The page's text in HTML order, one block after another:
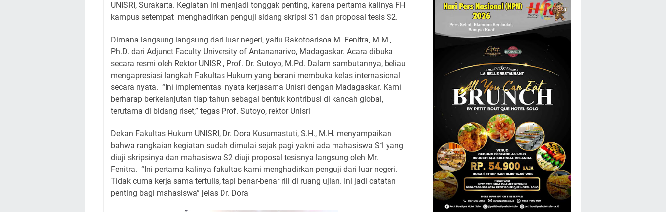
UNISRI, Surakarta. Kegiatan ini menjadi tonggak penting, karena pertama kalinya FH
kampus setempat menghadirkan penguji sidang skripsi S1 dan proposal tesis S2.
Dimana langsung langsung dari luar negeri, yaitu Rakotoarisoa M. Fenitra, M.M.,
Ph.D. dari Adjunct Faculty University of Antananarivo, Madagaskar. Acara dibuka
secara resmi oleh Rektor UNISRI, Prof. Dr. Sutoyo, M.Pd. Dalam sambutannya, beliau
mengapresiasi langkah Fakultas Hukum yang berani membuka kelas internasional
secara nyata. “Ini implementasi nyata kerjasama Unisri dengan Madagaskar. Kami
berharap berkelanjutan tiap tahun sebagai bentuk kontribusi di kancah global,
terutama di bidang riset,” tegas Prof. Sutoyo, rektor Unisri
Dekan Fakultas Hukum UNISRI, Dr. Dora Kusumastuti, S.H., M.H. menyampaikan
bahwa rangkaian kegiatan sudah dimulai sejak pagi yakni ada mahasiswa S1 yang
diuji skripsinya dan mahasiswa S2 diuji proposal tesisnya langsung oleh Mr.
Fenitra. “Ini pertama kalinya fakultas kami menghadirkan penguji dari luar negeri.
Tidak cuma kerja sama tertulis, tapi benar-benar riil di ruang ujian. Ini jadi catatan
penting bagi mahasiswa” jelas Dr. Dora